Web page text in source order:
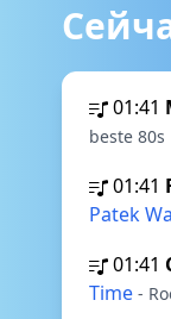
01:41
beste 80s
01:41
Patek
01:41
Time -